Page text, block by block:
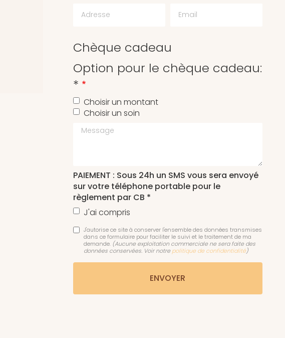
Chèque cadeau
Option pour le chèque cadeau:
*
Choisir un montant
Choisir un soin
Message
PAIEMENT : Sous 24h un SMS vous sera envoyé
sur votre téléphone portable pour le
règlement par CB *
J'ai compris
J'autorise ce site à conserver l'ensemble des données transmises
dans ce formulaire pour faciliter le suivi et le traitement de ma
demande. (Aucune exploitation commerciale ne sera faite des
données conservées. Voir notre politique de confidentialité)